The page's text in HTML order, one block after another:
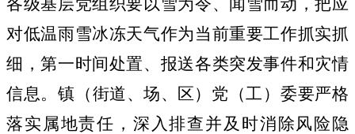
对低温雨雪冰冻天气作为当前重要工作抓实抓
细 ，第一时间处置、报送各类突发事件和灾情
信息。镇（街道、场、区）党（工）委要严格
落实属地责任，深入排查并及时消除风险隐